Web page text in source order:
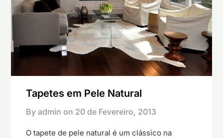
Tapetes em Pele Natural
By admin on 20 de Fevereiro, 2013
O tapete de pele natural é um clássico na